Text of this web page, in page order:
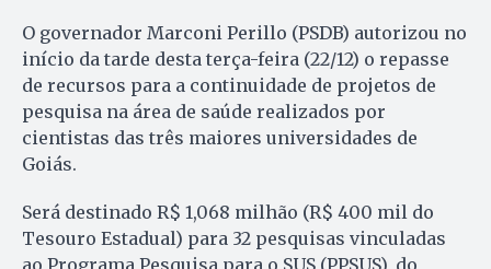
O governador Marconi Perillo (PSDB) autorizou no
início da tarde desta terça-feira (22/12) o repasse
de recursos para a continuidade de projetos de
pesquisa na área de saúde realizados por
cientistas das três maiores universidades de
Goiás.
Será destinado R$ 1,068 milhão (R$ 400 mil do
Tesouro Estadual) para 32 pesquisas vinculadas